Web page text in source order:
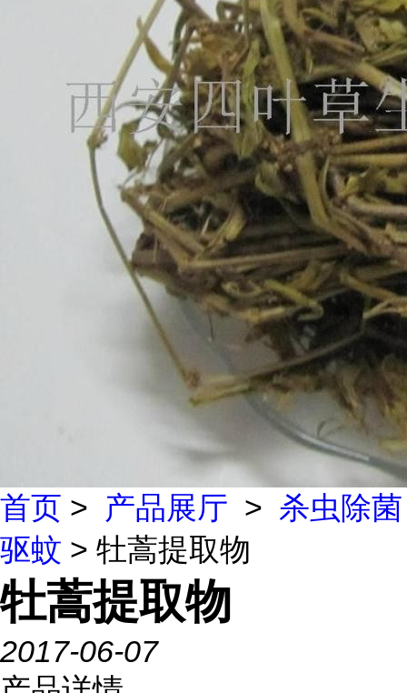
首页 > 产品展厅 > 杀虫除菌
驱蚊 > 牡蒿提取物
牡蒿提取物
2017-06-07